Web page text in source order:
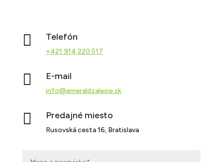
 Telefón
+421 914 220 517‬
 E-mail
info@emeraldzalesie.sk
 Predajné miesto
Rusovská cesta 16, Bratislava